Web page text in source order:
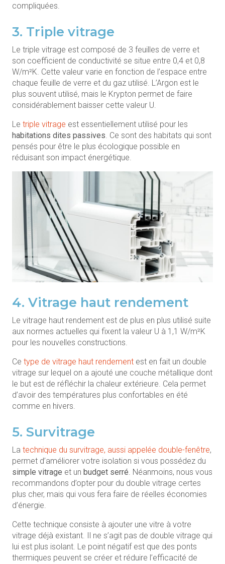
compliquées.
3. Triple vitrage
Le triple vitrage est composé de 3 feuilles de verre et
son coefficient de conductivité se situe entre 0,4 et 0,8
W/m²K. Cette valeur varie en fonction de l’espace entre
chaque feuille de verre et du gaz utilisé. L’Argon est le
plus souvent utilisé, mais le Krypton permet de faire
considérablement baisser cette valeur U.
Le triple vitrage est essentiellement utilisé pour les
habitations dites passives . Ce sont des habitats qui sont
pensés pour être le plus écologique possible en
réduisant son impact énergétique.
4. Vitrage haut rendement
Le vitrage haut rendement est de plus en plus utilisé suite
aux normes actuelles qui fixent la valeur U à 1,1 W/m²K
pour les nouvelles constructions.
Ce type de vitrage haut rendement est en fait un double
vitrage sur lequel on a ajouté une couche métallique dont
le but est de réfléchir la chaleur extérieure. Cela permet
d’avoir des températures plus confortables en été
comme en hivers.
5. Survitrage
La technique du survitrage, aussi appelée double-fenêtre,
permet d’améliorer votre isolation si vous possédez du
simple vitrage et un budget serré . Néanmoins, nous vous
recommandons d’opter pour du double vitrage certes
plus cher, mais qui vous fera faire de réelles économies
d’énergie.
Cette technique consiste à ajouter une vitre à votre
vitrage déjà existant. Il ne s’agit pas de double vitrage qui
lui est plus isolant. Le point négatif est que des ponts
thermiques peuvent se créer et réduire l’efficacité de